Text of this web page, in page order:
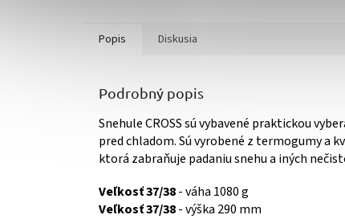
Popis Diskusia
Podrobný popis
Snehule CROSS sú vybavené praktickou
pred chladom. Sú vyrobené z termogumy a
ktorá zabraňuje padaniu snehu a iných
Veľkosť 37/38- váha 1080 g
Veľkosť 37/38- výška 290 mm